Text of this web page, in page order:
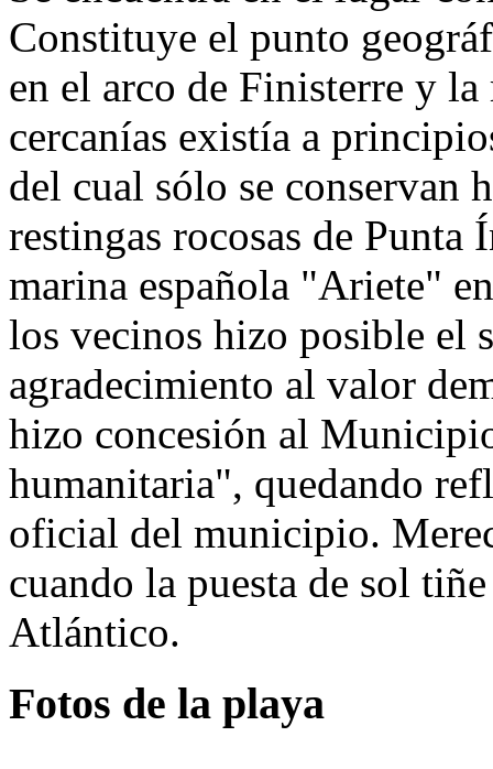
Constituye el punto
en el arco de Finisterre y
cercanías existía a
del cual sólo se conservan
restingas rocosas de Punta
marina española "Ariete"
los vecinos hizo posible el
agradecimiento al valor
hizo concesión al
humanitaria", quedando
oficial del municipio.
cuando la puesta de sol
Atlántico.
Fotos de la playa